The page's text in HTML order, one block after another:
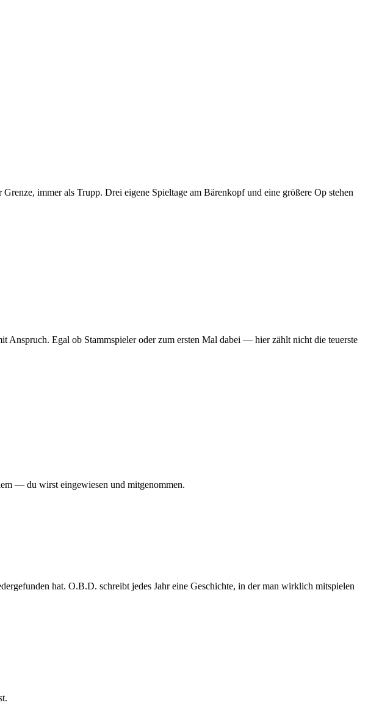
immer als Trupp. Drei eigene Spieltage am Bärenkopf und eine größere Op stehen
Anspruch. Egal ob Stammspieler oder zum ersten Mal dabei — hier zählt nicht die teuerste
— du wirst eingewiesen und mitgenommen.
hat. O.B.D. schreibt jedes Jahr eine Geschichte, in der man wirklich mitspielen